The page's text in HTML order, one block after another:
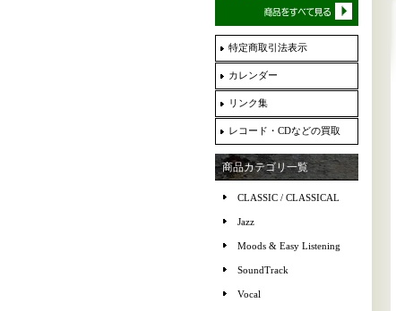
特定商取引法表示
カレンダー
リンク集
レコード・CDなどの買取
商品カテゴリ一覧
CLASSIC / CLASSICAL
Jazz
Moods & Easy Listening
SoundTrack
Vocal